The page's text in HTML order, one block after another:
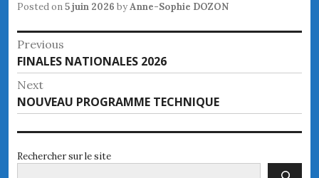
Posted on5 juin 2026 byAnne-Sophie DOZON
Navigation
de
l’article
Previous
Previous
post:
FINALES NATIONALES 2026
Next
Next
post:
NOUVEAU PROGRAMME TECHNIQUE
Rechercher sur le site